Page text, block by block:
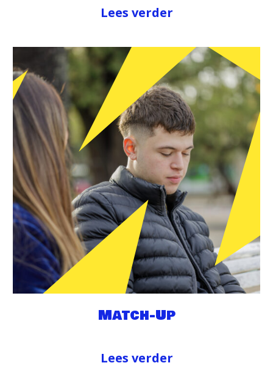
Lees verder
Match-Up
Lees verder